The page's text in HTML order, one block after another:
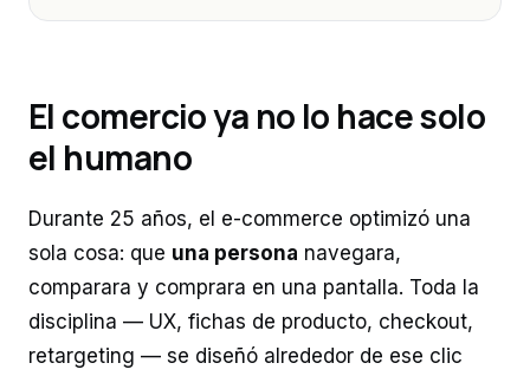
El comercio ya no lo hace solo
el humano
Durante 25 años, el e-commerce optimizó una
sola cosa: que una persona navegara,
comparara y comprara en una pantalla. Toda la
disciplina — UX, fichas de producto, checkout,
retargeting — se diseñó alrededor de ese clic